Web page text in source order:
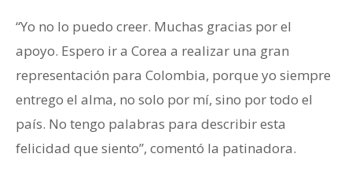
“Yo no lo puedo creer. Muchas gracias por el
apoyo. Espero ir a Corea a realizar una gran
representación para Colombia, porque yo siempre
entrego el alma, no solo por mí, sino por todo el
país. No tengo palabras para describir esta
felicidad que siento”, comentó la patinadora.